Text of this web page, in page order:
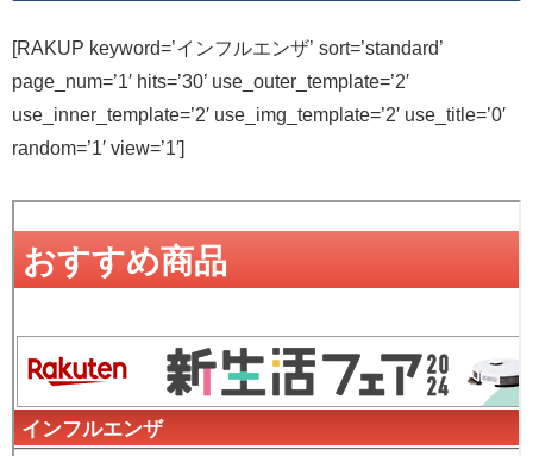
[RAKUP keyword=’インフルエンザ’ sort=’standard’
page_num=’1′ hits=’30’ use_outer_template=’2′
use_inner_template=’2′ use_img_template=’2′ use_title=’0′
random=’1′ view=’1′]